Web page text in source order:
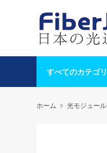
すべてのカテゴリ
ホーム 光モジュール